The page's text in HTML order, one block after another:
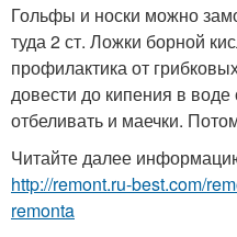
Гольфы и носки можно
туда 2 ст. Ложки борной
профилактика от
довести до кипения в
отбеливать и маечки.
Читайте далее
http://remont.ru-best.com/
remonta